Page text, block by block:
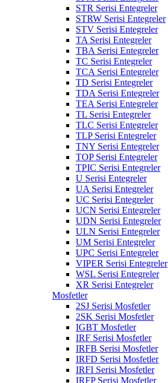
STR Serisi Entegreler
STRW Serisi Entegreler
STV Serisi Entegreler
TA Serisi Entegreler
TBA Serisi Entegreler
TC Serisi Entegreler
TCA Serisi Entegreler
TD Serisi Entegreler
TDA Serisi Entegreler
TEA Serisi Entegreler
TL Serisi Entegreler
TLC Serisi Entegreler
TLP Serisi Entegreler
TNY Serisi Entegreler
TOP Serisi Entegreler
TPIC Serisi Entegreler
U Serisi Entegreler
UA Serisi Entegreler
UC Serisi Entegreler
UCN Serisi Entegreler
UDN Serisi Entegreler
ULN Serisi Entegreler
UM Serisi Entegreler
UPC Serisi Entegreler
VIPER Serisi Entegreler
WSL Serisi Entegreler
XR Serisi Entegreler
Mosfetler
2SJ Serisi Mosfetler
2SK Serisi Mosfetler
IGBT Mosfetler
IRF Serisi Mosfetler
IRFB Serisi Mosfetler
IRFD Serisi Mosfetler
IRFI Serisi Mosfetler
IRFP Serisi Mosfetler